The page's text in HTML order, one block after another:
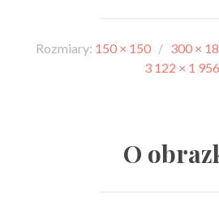
Rozmiary: 150 × 150 / 300 ×
3 122 × 1 956
O